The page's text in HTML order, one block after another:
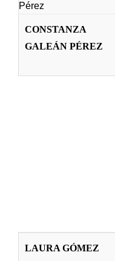
CONSTANZA
GALEÁN PÉREZ
LAURA GÓMEZ
BRAVO
LAURA GÓMEZ